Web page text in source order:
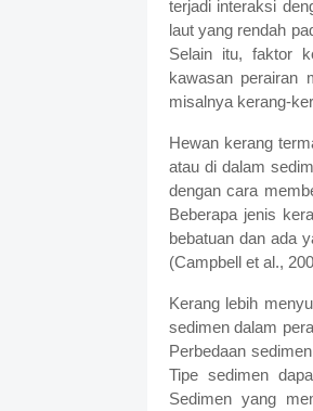
terjadi interaksi
laut yang rendah
Selain itu, faktor
kawasan perairan
misalnya kerang-
Hewan kerang
atau di dalam
dengan cara
Beberapa jenis
bebatuan dan ada
(Campbell et al.,
Kerang lebih
sedimen dalam
Perbedaan
Tipe sedimen
Sedimen yang